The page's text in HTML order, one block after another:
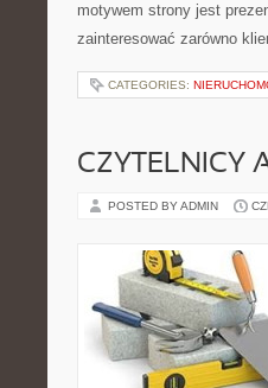
motywem strony jest
zainteresować zarówno
CATEGORIES:
CZYTELNICY
POSTED BY ADMIN